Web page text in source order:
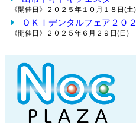
《開催日》 ２０２５年１０月１８日(土)
ＯＫＩデンタルフェア２０２
《開催日》 ２０２５年６月２９日(日)